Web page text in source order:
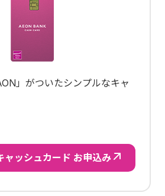
」がついたシンプルなキャ
ャッシュカード お申込み